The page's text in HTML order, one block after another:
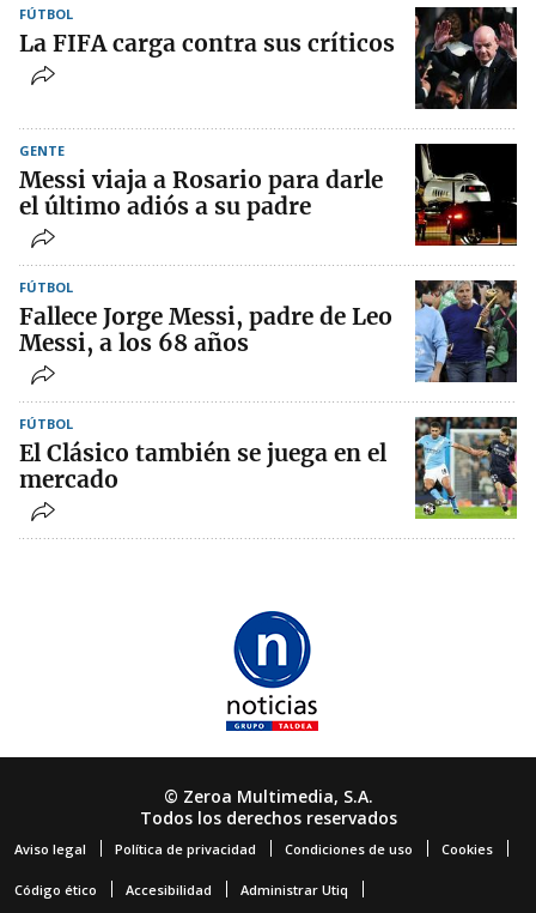
FÚTBOL
La FIFA carga contra sus críticos
GENTE
Messi viaja a Rosario para darle
el último adiós a su padre
FÚTBOL
Fallece Jorge Messi, padre de Leo
Messi, a los 68 años
FÚTBOL
El Clásico también se juega en el
mercado
© Zeroa Multimedia, S.A.
Todos los derechos reservados
Aviso legal Política de privacidad Condiciones de uso Cookies
Código ético Accesibilidad Administrar Utiq